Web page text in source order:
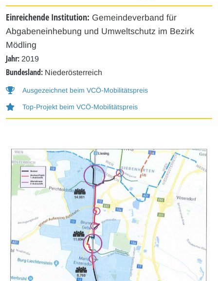
Einreichende Institution: Gemeindeverband für
Abgabeneinhebung und Umweltschutz im Bezirk
Mödling
Jahr: 2019
Bundesland: Niederösterreich
Ausgezeichnet beim VCÖ-Mobilitätspreis
Top-Projekt beim VCÖ-Mobilitätspreis